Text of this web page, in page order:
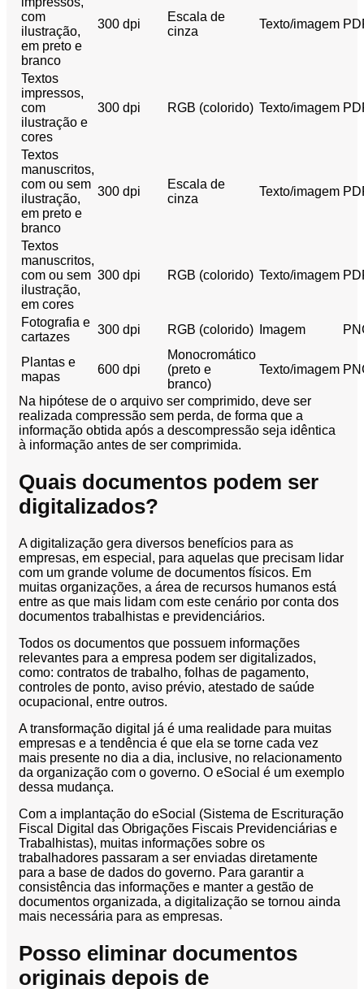
com
ilustração,
em preto e
branco
300 dpi
Escala de
cinza
Texto/imagem
Textos
impressos,
com
ilustração e
cores
300 dpi RGB (colorido) Texto/imagem
Textos
manuscritos,
com ou sem
ilustração,
em preto e
branco
300 dpi
Escala de
cinza
Texto/imagem
Textos
manuscritos,
com ou sem
ilustração,
em cores
300 dpi RGB (colorido) Texto/imagem
Fotografia e
cartazes
300 dpi RGB (colorido) Imagem
Plantas e
mapas
600 dpi
Monocromático
(preto e
branco)
Texto/imagem
Na hipótese de o arquivo ser comprimido, deve ser
realizada compressão sem perda, de forma que a
informação obtida após a descompressão seja idêntica
à informação antes de ser comprimida.
Quais documentos podem ser
digitalizados?
A digitalização gera diversos benefícios para as
empresas, em especial, para aquelas que precisam lidar
com um grande volume de documentos físicos. Em
muitas organizações, a área de recursos humanos está
entre as que mais lidam com este cenário por conta dos
documentos trabalhistas e previdenciários.
Todos os documentos que possuem informações
relevantes para a empresa podem ser digitalizados,
como: contratos de trabalho, folhas de pagamento,
controles de ponto, aviso prévio, atestado de saúde
ocupacional, entre outros.
A transformação digital já é uma realidade para muitas
empresas e a tendência é que ela se torne cada vez
mais presente no dia a dia, inclusive, no relacionamento
da organização com o governo. O eSocial é um exemplo
dessa mudança.
Com a implantação do eSocial (Sistema de Escrituração
Fiscal Digital das Obrigações Fiscais Previdenciárias e
Trabalhistas), muitas informações sobre os
trabalhadores passaram a ser enviadas diretamente
para a base de dados do governo. Para garantir a
consistência das informações e manter a gestão de
documentos organizada, a digitalização se tornou ainda
mais necessária para as empresas.
Posso eliminar documentos
originais depois de